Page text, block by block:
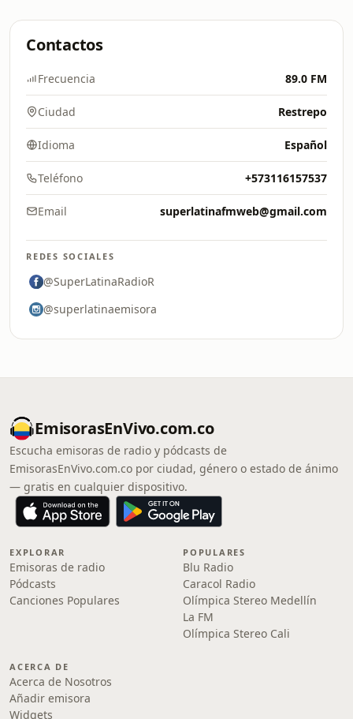
Contactos
Frecuencia 89.0 FM
Ciudad Restrepo
Idioma Español
Teléfono +573116157537
Email superlatinafmweb@gmail.com
REDES SOCIALES
@SuperLatinaRadioR
@superlatinaemisora
EmisorasEnVivo.com.co
Escucha emisoras de radio y pódcasts de
EmisorasEnVivo.com.co por ciudad, género o estado de ánimo
— gratis en cualquier dispositivo.
EXPLORAR
Emisoras de radio
Pódcasts
Canciones Populares
POPULARES
Blu Radio
Caracol Radio
Olímpica Stereo Medellín
La FM
Olímpica Stereo Cali
ACERCA DE
Acerca de Nosotros
Añadir emisora
Widgets